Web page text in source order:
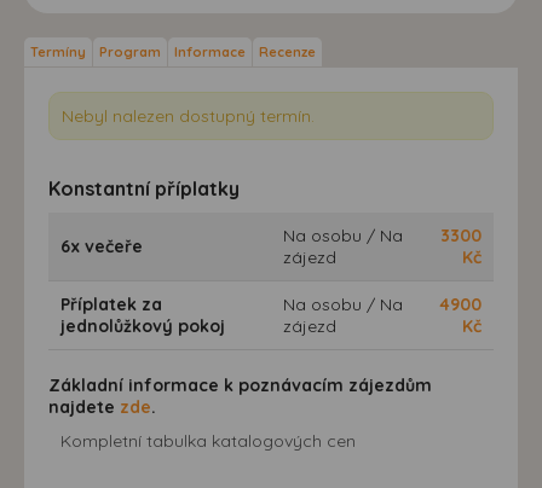
Termíny Program Informace Recenze
Nebyl nalezen dostupný termín.
Konstantní příplatky
6x večeře
Na osobu / Na
zájezd
3300
Kč
Příplatek za
jednolůžkový pokoj
Na osobu / Na
zájezd
4900
Kč
Základní informace k poznávacím zájezdům
najdete zde.
Kompletní tabulka katalogových cen